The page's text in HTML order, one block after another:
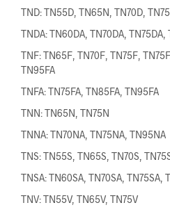
TND: TN55D, TN65N, TN70D,
TNDA: TN60DA, TN70DA,
TNF: TN65F, TN70F, TN75F,
TN95FA
TNFA: TN75FA, TN85FA, TN95FA
TNN: TN65N, TN75N
TNNA: TN70NA, TN75NA, TN95NA
TNS: TN55S, TN65S, TN70S,
TNSA: TN60SA, TN70SA, TN75SA,
TNV: TN55V, TN65V, TN75V